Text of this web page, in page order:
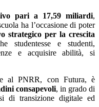
pari a 17,59 miliardi,
ha l’occasione di poter
strategico per la crescita
e studenti,
e acquisire abilità, si
al PNRR, con Futura, è
consapevoli, in grado di
di transizione digitale ed